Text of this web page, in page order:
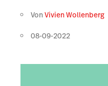
VonVivien Wollenberg
08-09-2022